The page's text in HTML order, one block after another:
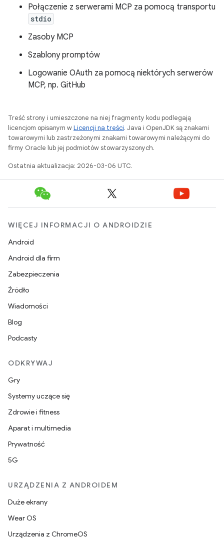
Połączenie z serwerami MCP za pomocą transportu
stdio
Zasoby MCP
Szablony promptów
Logowanie OAuth za pomocą niektórych serwerów
MCP, np. GitHub
Treść strony i umieszczone na niej fragmenty kodu podlegają
licencjom opisanym wLicencji na treści. Java i OpenJDK są znakami
towarowymi lub zastrzeżonymi znakami towarowymi należącymi do
firmy Oracle lub jej podmiotów stowarzyszonych.
Ostatnia aktualizacja: 2026-03-06 UTC.
WIĘCEJ INFORMACJI O ANDROIDZIE
Android
Android dla firm
Zabezpieczenia
Źródło
Wiadomości
Blog
Podcasty
ODKRYWAJ
Gry
Systemy uczące się
Zdrowie i fitness
Aparat i multimedia
Prywatność
5G
URZĄDZENIA Z ANDROIDEM
Duże ekrany
Wear OS
Urządzenia z ChromeOS